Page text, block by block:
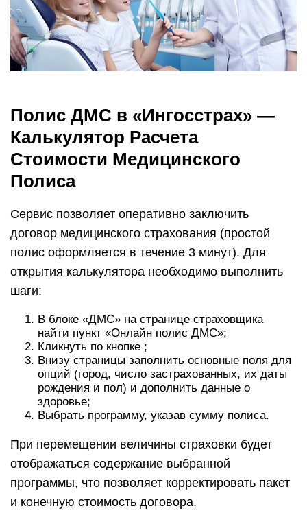
Полис ДМС в «Ингосстрах» —
Калькулятор Расчета
Стоимости Медицинского
Полиса
Сервис позволяет оперативно заключить
договор медицинского страхования (простой
полис оформляется в течение 3 минут). Для
открытия калькулятора необходимо выполнить
шаги:
В блоке «ДМС» на странице страховщика
найти пункт «Онлайн полис ДМС»;
Кликнуть по кнопке ;
Внизу страницы заполнить основные поля для
опций (город, число застрахованных, их даты
рождения и пол) и дополнить данные о
здоровье;
Выбрать программу, указав сумму полиса.
При перемещении величины страховки будет
отображаться содержание выбранной
программы, что позволяет корректировать пакет
и конечную стоимость договора.